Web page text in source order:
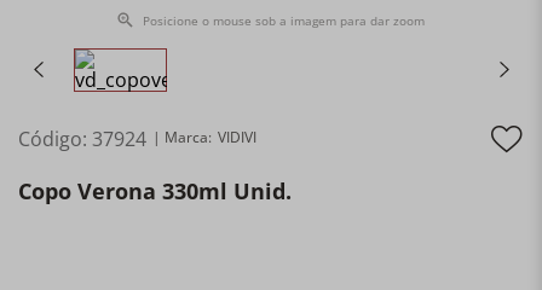
Posicione o mouse sob a imagem para dar zoom
Código: 37924 VIDIVI
Copo Verona 330ml Unid.